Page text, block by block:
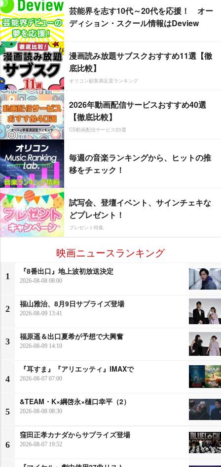
芸能界を志す10代～20代を応援！ オー
ディション・スクール情報はDeview
漫画読み放題サブスクおすすめ11選【徹
底比較】
オリコン顧客満足度ランキング
2026年動画配信サービスおすすめ40選
【徹底比較】
CS動画配信サービス20選
毎週の音楽ランキングから、ヒットの推
移をチェック！
試写会、登壇イベント、サインチェキな
どプレゼント！
プレゼント特集
映画ニュースランキング
1
『8番出口』地上波初放送決定
2026-08-08 08:00
2
福山雅治、8月9日サプライズ登場
2026-08-09 13:41
3
福原遥＆出口夏希が予想で大興奮
2026-08-09 14:10
4
『耳すま』『アリエッティ』IMAXで
2026-08-07 07:00
5
&TEAM・K×綱啓永×樋口幸平（2）
2026-08-08 08:30
6
窪田正孝カナダからサプライズ登場
2026-08-07 19:52